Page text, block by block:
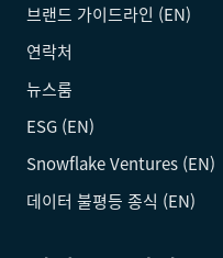
브랜드 가이드라인 (EN)
연락처
뉴스룸
ESG (EN)
Snowflake Ventures (EN)
데이터 불평등 종식 (EN)